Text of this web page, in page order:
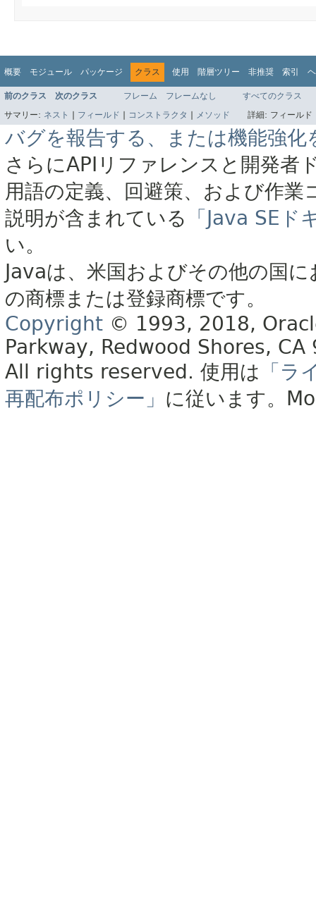
概要 モジュール パッケージ クラス 使用 階層ツリー 非推奨 索引
前のクラス 次のクラス フレーム フレームなし
すべてのクラス
サマリー: ネスト | フィールド | コンストラクタ | メソッド 詳細: フィール
バグを報告する、または機能強化
さらにAPIリファレンスと開発者
用語の定義、回避策、および作
説明が含まれている
「Java SE
い。
Javaは、米国およびその他の国
の商標または登録商標です。
Copyright © 1993, 2018,
Parkway, Redwood Shores, CA
All rights reserved. 使用は 「ラ
再配布ポリシー」 に従います。